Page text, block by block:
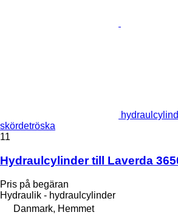
skördetröska
11
Hydraulcylinder till Laverda
Pris på begäran
Hydraulik - hydraulcylinder
Danmark, Hemmet